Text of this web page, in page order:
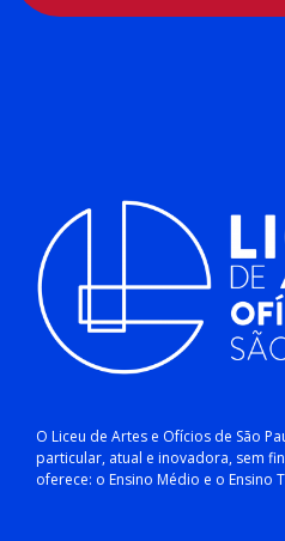
O Liceu de Artes e Ofícios de São
particular, atual e inovadora, sem
oferece: o Ensino Médio e o Ensino